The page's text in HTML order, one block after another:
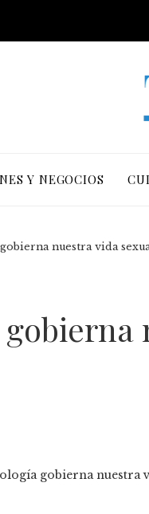
Y NEGOCIOS
nuestra vida